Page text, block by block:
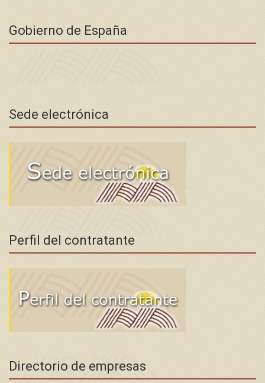
Gobierno de España
Sede electrónica
Perfil del contratante
Directorio de empresas